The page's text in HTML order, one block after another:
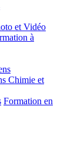
et Vidéo
à
Chimie et
Formation en